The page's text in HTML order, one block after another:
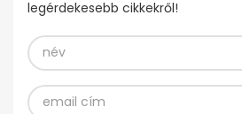
legérdekesebb cikkekről!